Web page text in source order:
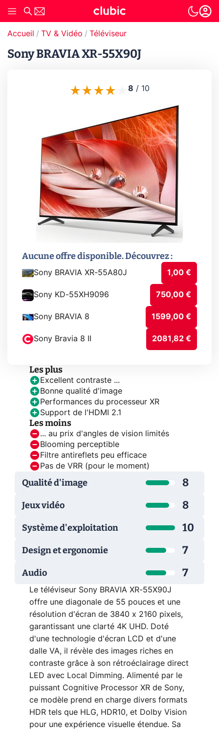
Accueil TV & Vidéo Téléviseur
Sony BRAVIA XR-55X90J
8 / 10
Aucune offre disponible. Découvrez :
Sony BRAVIA XR-55A80J 1,00 €
Sony KD-55XH9096 750,00 €
Sony BRAVIA 8 1599,00 €
Sony Bravia 8 II 2081,82 €
Les plus
Excellent contraste ...
Bonne qualité d'image
Performances du processeur XR
Support de l'HDMI 2.1
Les moins
... au prix d'angles de vision limités
Blooming perceptible
Filtre antireflets peu efficace
Pas de VRR (pour le moment)
Qualité d'image 8
Jeux vidéo 8
Système d'exploitation 10
Design et ergonomie 7
Audio 7
Le téléviseur Sony BRAVIA XR-55X90J
offre une diagonale de 55 pouces et une
résolution d'écran de 3840 x 2160 pixels,
garantissant une clarté 4K UHD. Doté
d'une technologie d'écran LCD et d'une
dalle VA, il révèle des images riches en
contraste grâce à son rétroéclairage direct
LED avec Local Dimming. Alimenté par le
puissant Cognitive Processor XR de Sony,
ce modèle prend en charge divers formats
HDR tels que HLG, HDR10, et Dolby Vision
pour une expérience visuelle étendue. Sa